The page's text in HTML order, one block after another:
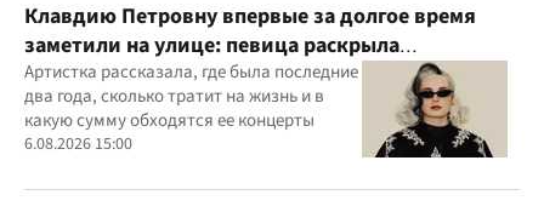
Клавдию Петровну впервые за долгое время
заметили на улице: певица раскрыла
подробности своей жизни
Артистка рассказала, где была последние
два года, сколько тратит на жизнь и в
какую сумму обходятся ее концерты
6.08.2026 15:00